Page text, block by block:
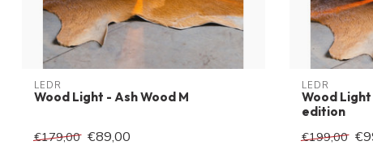
LEDR
Wood Light - Ash Wood M
€179,00 €89,00
LEDR
Wood
edition
€199,00